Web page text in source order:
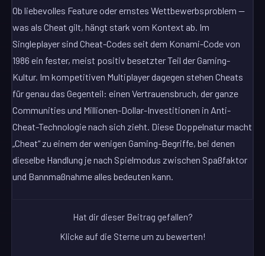
Ob liebevolles Feature oder ernstes Wettbewerbsproblem —
was als Cheat gilt, hängt stark vom Kontext ab. Im
Singleplayer sind Cheat-Codes seit dem Konami-Code von
1986 ein fester, meist positiv besetzter Teil der Gaming-
Kultur. Im kompetitiven Multiplayer dagegen stehen Cheats
für genau das Gegenteil: einen Vertrauensbruch, der ganze
Communities und Millionen-Dollar-Investitionen in Anti-
Cheat-Technologie nach sich zieht. Diese Doppelnatur macht
„Cheat“ zu einem der wenigen Gaming-Begriffe, bei denen
dieselbe Handlung je nach Spielmodus zwischen Spaßfaktor
und Bannmaßnahme alles bedeuten kann.
Hat dir dieser Beitrag gefallen?
Klicke auf die Sterne um zu bewerten!